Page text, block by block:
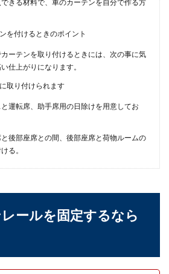
合が出るのでは…と不安に感じる方も多いのでは
のリアガラスの交換費用と交換にか
る時間について解説します
と、費用がどのくらいかかるのか気になる人の方
多いのではな...
車を購入した人の値段の平均は意外に
高い！その実態を解説
によっても値段はかなり違います。そこで気に
る...
できる材料で、車のカーテンを自分で作る方
を付けるときのポイント
ーテンを取り付けるときには、次の事に気
仕上がりになります。
取り付けられます
運転席、助手席用の日除けを用意してお
後部座席との間、後部座席と荷物ルームの
る。
ールを固定するなら